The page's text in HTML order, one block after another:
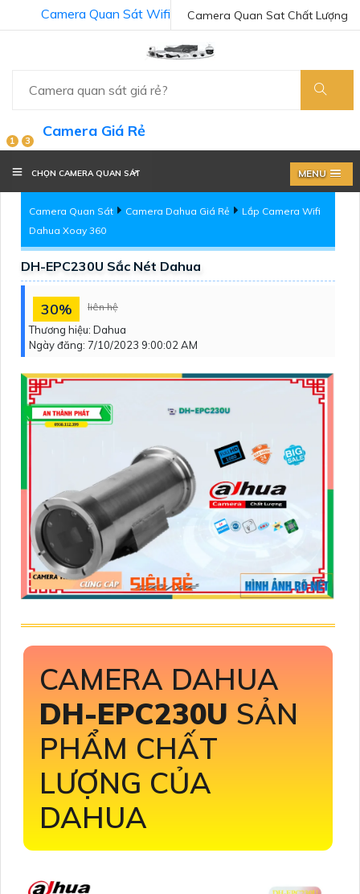
Camera Quan Sat Chất Lượng
Camera Quan Sát Wifi
1 3
Camera Giá Rẻ
CHỌN CAMERA QUAN SÁT MENU
Camera Quan Sát Camera Dahua Giá Rẻ
Lắp Camera Wifi
Dahua Xoay 360
DH-EPC230U Sắc Nét Dahua
30% liên hệ
Thương hiệu: Dahua
Ngày đăng: 7/10/2023 9:00:02 AM
CAMERA DAHUA
DH-EPC230U SẢN
PHẨM CHẤT
LƯỢNG CỦA
DAHUA